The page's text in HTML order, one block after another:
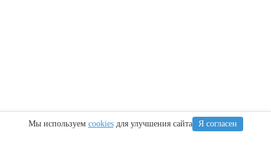
ИнформацияСочи Крым Регионы
Мы используем cookiesдля улучшения сайта Я согласен